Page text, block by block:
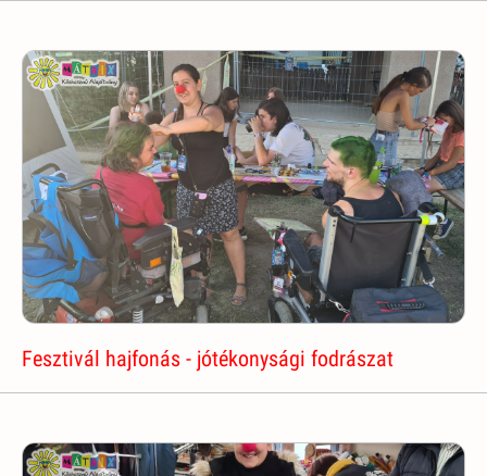
Fesztivál hajfonás - jótékonysági fodrászat